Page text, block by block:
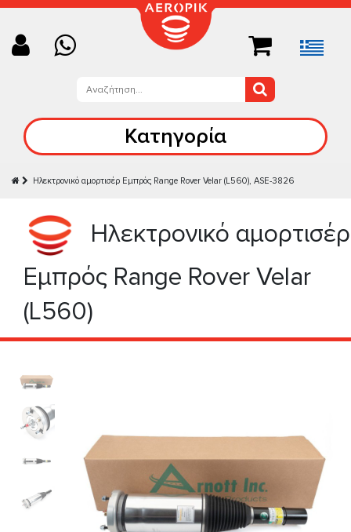
Κατηγορία
Ηλεκτρονικό αμορτισέρ Εμπρός Range Rover Velar (L560), ASE-3826
Ηλεκτρονικό αμορτισέρ
Εμπρός Range Rover Velar
(L560)